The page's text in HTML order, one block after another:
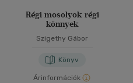
Régi mosolyok régi
könnyek
Szigethy Gábor
Könyv
Árinformációk